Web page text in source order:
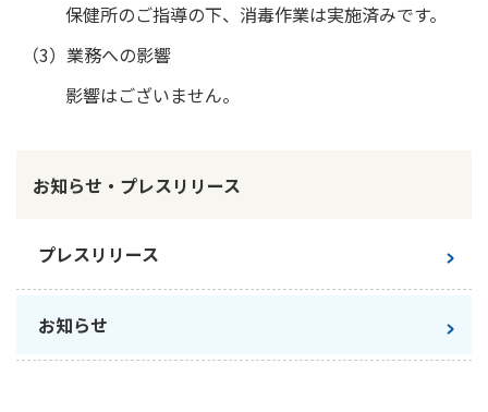
ご契約内容の確認
かんぽプラチナライフサービス
保険かんたん診断
これからのライフイベントでかかる費用とは？
ご契約手続きの流れ
お問い合わせ
かんぽアプリ～かんぽの健康と安心を手のひらに～
日本郵政グループとしての取り組み
採用情報
CM・オウンドメディア／ソーシャルメディア
かんぽ生命のサステナビリティ
English
保健所のご指導の下、消毒作業は実施済みです。
（3）業務への影響
影響はございません。
お知らせ・プレスリリース
プレスリリース
お知らせ